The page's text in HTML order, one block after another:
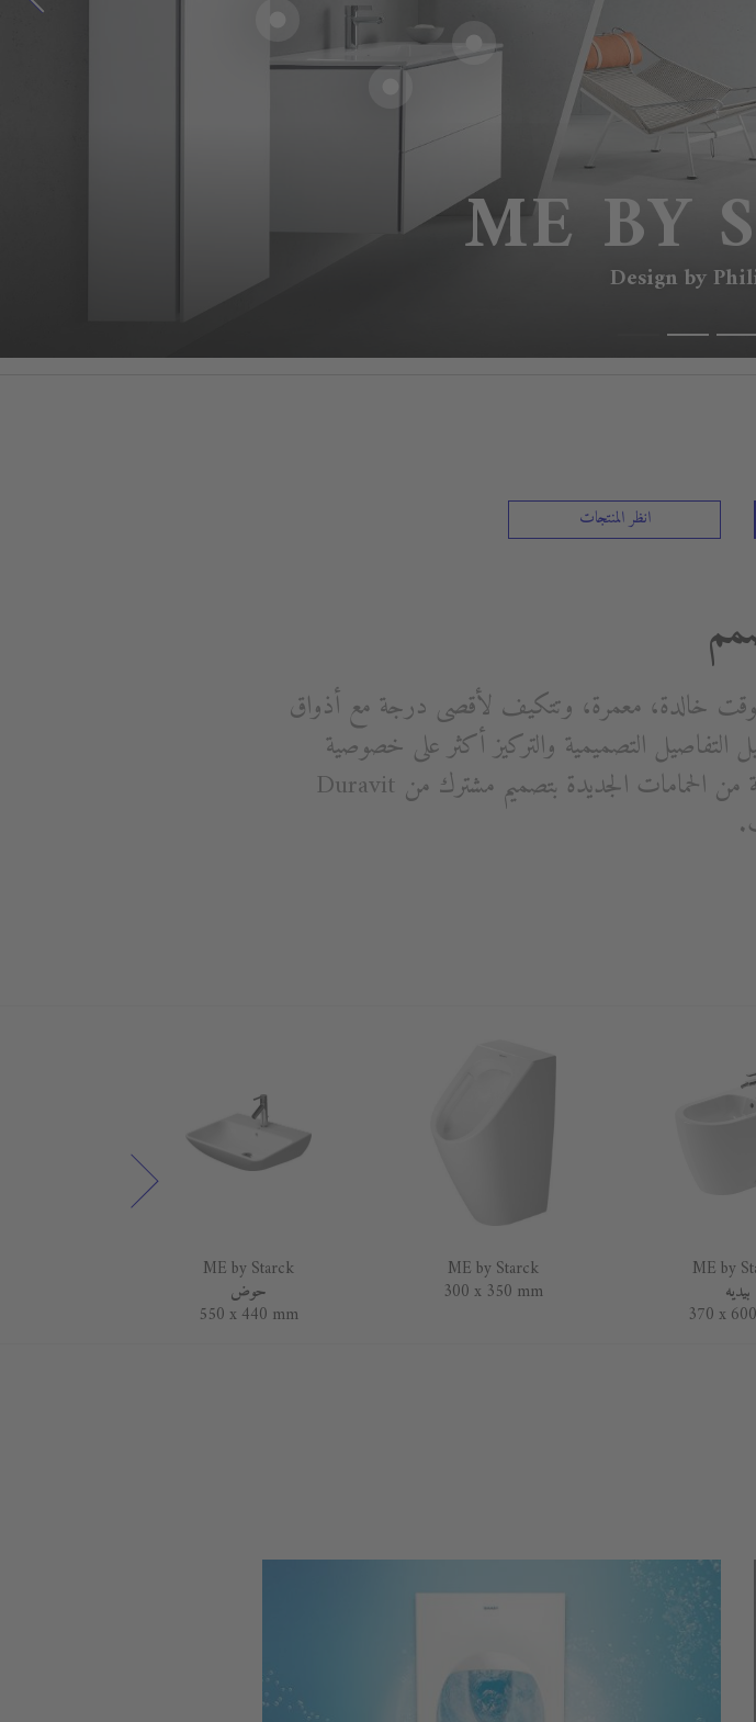
ME BY
Design by
انظر المنتجات
خالدة، معمرة، وتتكيف لأقصى درجة مع أذواق
التفاصيل التصميمية والتركيز أكثر على خصوصية
المستخدمين ورغباتهم الفردية. ME by Starck: مجموعة من الحمامات الجديدة بتصميم مشترك من Duravit
ME by
بيديه
370 x
ME by Starck
300 x 350 mm
ME by Starck
حوض
550 x 440 mm